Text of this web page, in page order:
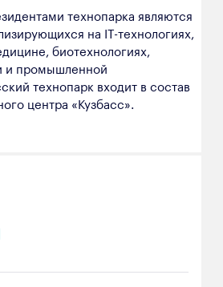
технопарка являются
на IT-технологиях,
биотехнологиях,
и промышленной
технопарк входит в состав
центра «Кузбасс».